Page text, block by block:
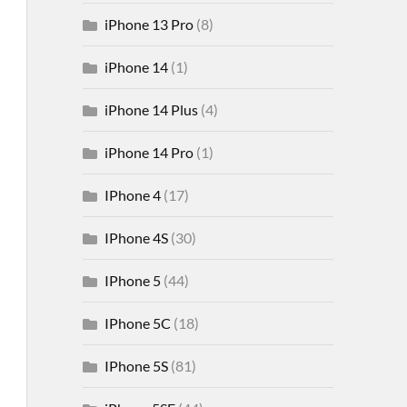
iPhone 13 Pro(8)
iPhone 14(1)
iPhone 14 Plus(4)
iPhone 14 Pro(1)
IPhone 4(17)
IPhone 4S(30)
IPhone 5(44)
IPhone 5C (18)
IPhone 5S(81)